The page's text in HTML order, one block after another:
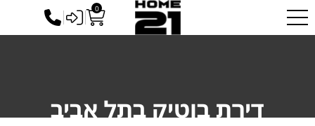
ייתכנו עיכובים בזמני האספקה עקב המצב הביטחוני המשתנה. אנו
עושים את מירב המאמצים לספק לכם את הזמנתכם בהקדם.
0
כניסה
דירת בוטיק בתל אביב